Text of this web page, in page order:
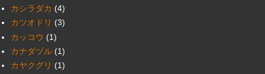
カシラダカ (4)
カツオドリ (3)
カッコウ (1)
カナダヅル (1)
カヤクグリ (1)